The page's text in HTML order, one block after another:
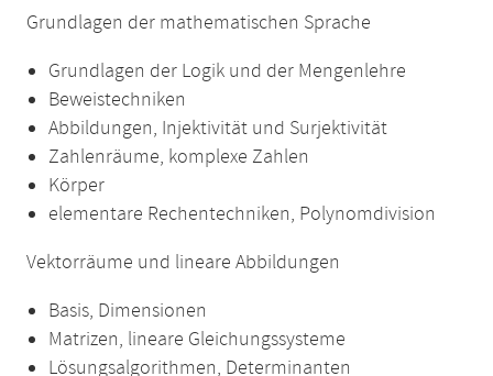
Grundlagen der mathematischen Sprache
Grundlagen der Logik und der Mengenlehre
Beweistechniken
Abbildungen, Injektivität und Surjektivität
Zahlenräume, komplexe Zahlen
Körper
elementare Rechentechniken, Polynomdivision
Vektorräume und lineare Abbildungen
Basis, Dimensionen
Matrizen, lineare Gleichungssysteme
Lösungsalgorithmen, Determinanten